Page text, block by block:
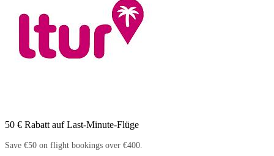
50 € Rabatt auf Last-Minute-Flüge
Save €50 on flight bookings over €400.